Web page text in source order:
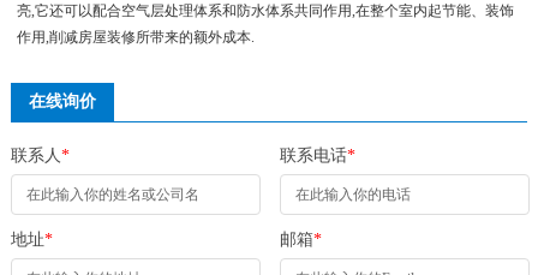
亮,它还可以配合空气层处理体系和防水体系共同作用,在整个室内起节能、装饰
作用,削减房屋装修所带来的额外成本.
在线询价
联系人 * 联系电话*
地址* 邮箱*